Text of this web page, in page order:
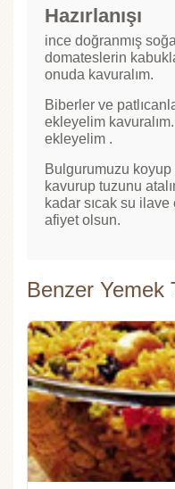
Hazırlanışı
ince doğranmış
domateslerin
onuda kavuralım.
Biberler ve
ekleyelim
ekleyelim .
Bulgurumuzu
kavurup tuzunu
kadar sıcak su ilave
afiyet olsun.
Benzer Yemek